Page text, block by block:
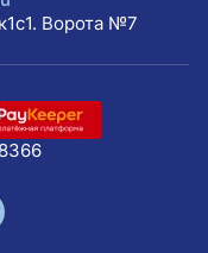
Ворота №7